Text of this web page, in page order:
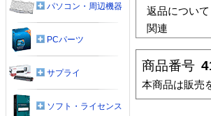
返品について
関連
商品番号
本商品は販売
パソコン・周辺機器
PCパーツ
サプライ
ソフト・ライセンス